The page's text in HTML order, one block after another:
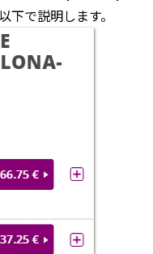
下で説明します。